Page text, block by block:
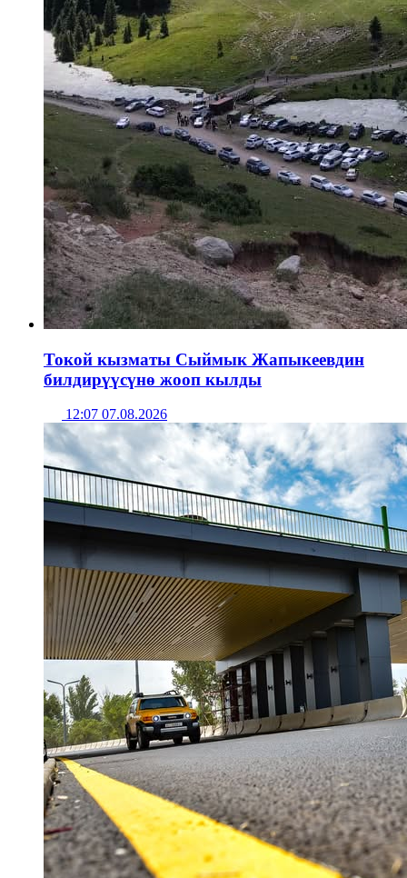
Токой кызматы Сыймык Жапыкеевдин
билдирүүсүнө жооп кылды
12:07 07.08.2026